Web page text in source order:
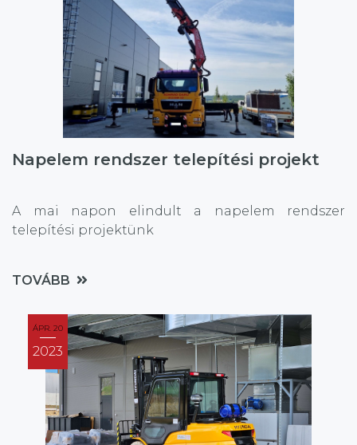
Napelem rendszer telepítési projekt
A mai napon elindult a napelem rendszer
telepítési projektünk
TOVÁBB
ÁPR. 20
2023